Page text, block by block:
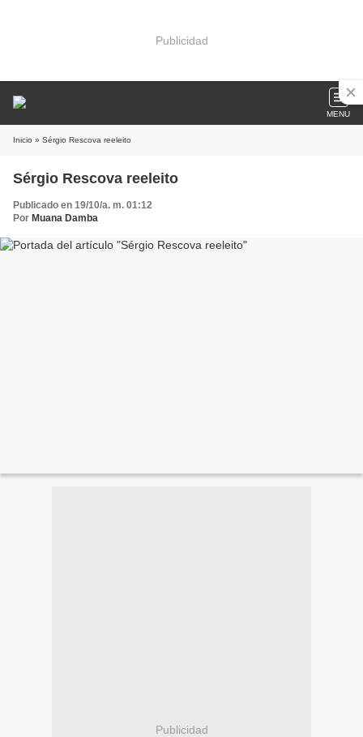
Publicidad
MENU
Inicio » Sérgio Rescova reeleito
Sérgio Rescova reeleito
Publicado en 19/10/a. m. 01:12
Por Muana Damba
Publicidad